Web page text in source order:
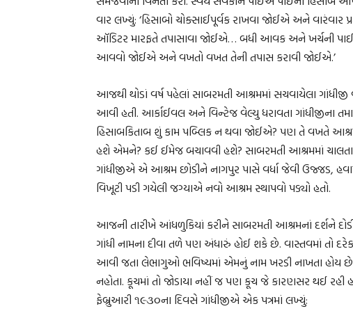
વાર લખ્યું: ‘હિસાબો ચોક્સાઈપૂર્વક રાખવા જોઈએ અને વારંવાર
ઑડિટર મારફતે તપાસાવા જોઈએ… બધી આવક અને ખર્ચની
આવવો જોઈએ અને વખતો વખત તેની તપાસ કરાવી જોઈએ.’
આજથી થોડાં વર્ષ પહેલાં સાબરમતી આશ્રમમાં સચવાયેલા
આવી હતી. આર્કાઈવલ અને વિન્ટેજ વેલ્યુ ધરાવતા ગાંધીજીના
હિસાબકિતાબ શું કામ પબ્લિક ન થવા જોઈએ? પણ તે વખતે
હશે એમને? કઈ ઈમેજ બચાવવી હશે? સાબરમતી આશ્રમમાં ચાલતા
ગાંધીજીએ એ આશ્રમ છોડીને નાગપુર પાસે વર્ધા જેવી ઉજ્જડ,
વિખૂટી પડી ગયેલી જગ્યાએ નવો આશ્રમ સ્થાપવો પડ્યો હતો.
આજની તારીખે આંધળુકિયાં કરીને સાબરમતી આશ્રમનાં દર્શને
ગાંધી નામના દીવા તળે પણ અંધારું હોઈ શકે છે. વાસ્તવમાં
આવી જતા લેભાગુઓ ભવિષ્યમાં એમનું નામ ખરડી નાખતા હોય
નહોતા. કૂચમાં તો જોડાયા નહીં જ પણ કૂચ જે કારણસર થઈ
ફેબ્રુઆરી ૧૯૩૦ના દિવસે ગાંધીજીએ એક પત્રમાં લખ્યું: